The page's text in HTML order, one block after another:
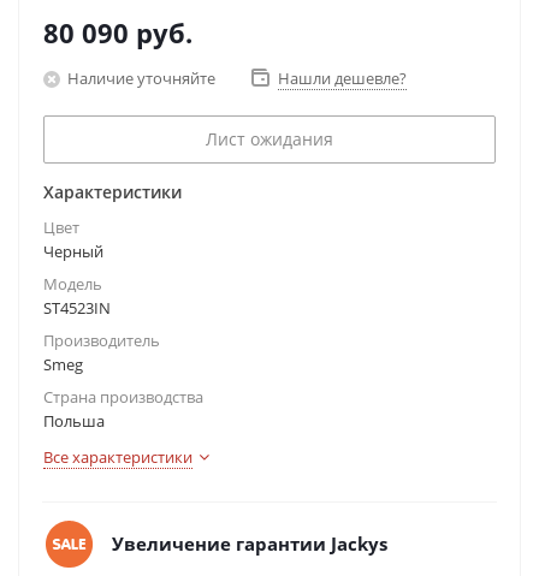
80 090 руб.
Наличие уточняйте Нашли дешевле?
Лист ожидания
Характеристики
Цвет
Черный
Модель
ST4523IN
Производитель
Smeg
Страна производства
Польша
Все характеристики
Увеличение гарантии Jackys